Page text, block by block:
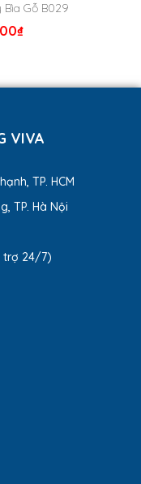
khoen, giúp dễ
sổ khi cần.
trọng, chắc chắn,
thẻ, danh thiếp và
đen, xanh
phong cách và sở
Bìa Gỗ B029
₫
VIVA
TP. HCM
TP. Hà Nội
trợ 24/7)